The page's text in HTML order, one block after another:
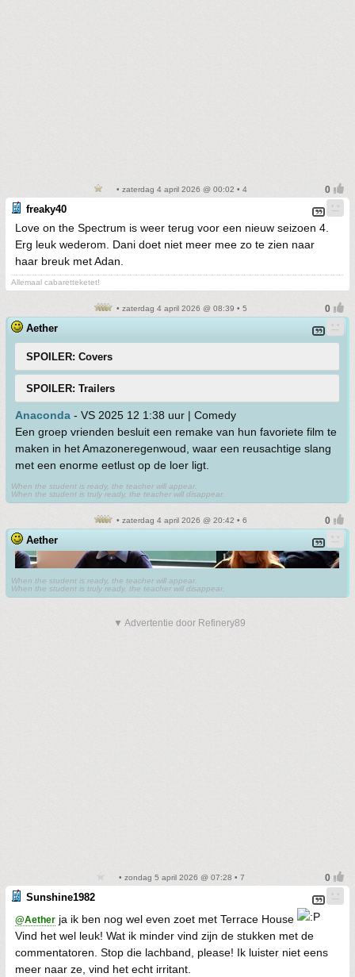
• zaterdag 4 april 2026 @ 00:02 • 4
freaky40
Love on the Spectrum is weer terug voor een nieuw seizoen 4.
Erg leuk wederom. Dani doet niet meer mee zo te zien naar
haar breuk met Adan.
Allemaal cabaretteketet!
• zaterdag 4 april 2026 @ 08:39 • 5
Aether
SPOILER: Covers
SPOILER: Trailers
Anaconda - VS 2025 12 1:38 uur | Comedy
Een groep vrienden besluit een remake van hun favoriete film te
maken in het Amazoneregenwoud, waar een reusachtige slang
met een enorme eetlust op de loer ligt.
When the student is ready, the teacher will appear.
When the student is truly ready, the teacher will disappear.
• zaterdag 4 april 2026 @ 20:42 • 6
Aether
When the student is ready, the teacher will appear.
When the student is truly ready, the teacher will disappear.
▼ Advertentie door Refinery89
• zondag 5 april 2026 @ 07:28 • 7
Sunshine1982
@Aether ja ik ben nog wel even zoet met Terrace House
Vind het wel leuk! Wat ik minder vind zijn de stukken met de
commentatoren. Stop die lachband, please! Ik luister niet eens
meer naar ze, vind het echt irritant.